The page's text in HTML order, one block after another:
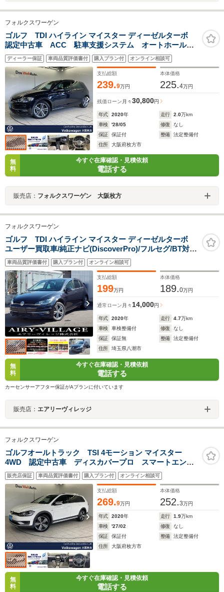
フォルクスワーゲン
ゴルフ TDI ハイライン マイスター ディーゼルターボ
認定中古車 ACC 駐車支援システム オートホール
ド ダイナミックライトアシスト レザーシート シー
トヒーター 障害物センサー 後方死角検知機能 パワ
ーシート デジタルメーター スマートキー
ディーラー保証 車両品質評価書付 購入プラン付 オンライン相談可
支払総額
239.9万円
本体価格
225.4万円
残価ローン 月々30,800円
年式 2020年 走行 2.0万km
車検
'28/05 修復
なし
保証
保証付 整備
法定整備付
住所
大阪府枚方市
無
料
今すぐ在庫確認・見積依頼
電話する
販売店： フォルクスワーゲン 大阪枚方
フォルクスワーゲン
ゴルフ TDI ハイライン マイスター ディーゼルターボ
ユーザー買取車/純正ナビ(DiscoverPro)/フルセグ/BT対
応/Bカメラ/ETC2.0/黒レザーシート/衝突軽減ブレーキ/レ
ーンキープアシスト/ブラインドスポット/リアトラフィッ
クアラート
車両品質評価書付 購入プラン付 オンライン相談可
支払総額
199万円
本体価格
189.0万円
通常ローン 月々14,000円
年式 2020年 走行 4.7万km
車検
車検整備付 修復
なし
保証
保証無 整備
法定整備付
住所
埼玉県八潮市
無
料
今すぐ在庫確認・見積依頼
電話する
カーセンサーアフター保証がAプランに付いています
販売店： エアリーヴィレッジ
フォルクスワーゲン
ゴルフオールトラック TSI 4モーション マイスター
4WD 認定中古車 ディスカバープロ スマートエント
リー シートヒーター パドルシフト 純正18インチア
ルミホイール LEDヘッドランプ アダプティブクルー
ズコントロール リアビューカメラ パークアシスト
販売店保証 車両品質評価書付 購入プラン付 オンライン相談可
支払総額
269.9万円
本体価格
252.3万円
年式 2020年 走行 1.9万km
車検
'27/02 修復
なし
保証
保証付 整備
法定整備付
住所
大阪府枚方市
無
料
今すぐ在庫確認・見積依頼
電話する